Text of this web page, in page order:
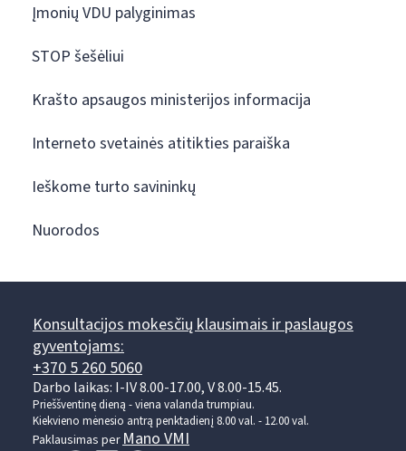
Įmonių VDU palyginimas
STOP šešėliui
Krašto apsaugos ministerijos informacija
Interneto svetainės atitikties paraiška
Ieškome turto savininkų
Nuorodos
Konsultacijos mokesčių klausimais ir paslaugos
gyventojams:
+370 5 260 5060
Darbo laikas: I-IV 8.00-17.00, V 8.00-15.45.
Prieššventinę dieną - viena valanda trumpiau.
Kiekvieno mėnesio antrą penktadienį 8.00 val. - 12.00 val.
Paklausimas per Mano VMI